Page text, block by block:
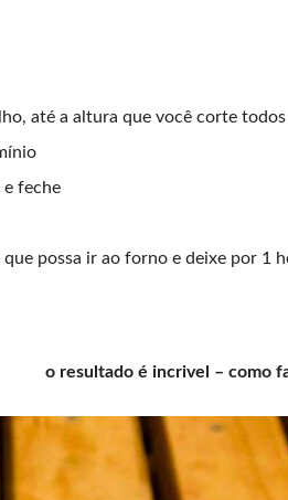
até a altura que você corte
e feche
possa ir ao forno e deixe por 1
o resultado é incrivel – como